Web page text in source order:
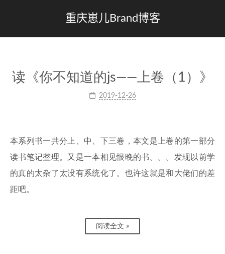
重庆崽儿Brand博客
读《你不知道的js——上卷（1）》
2019-12-26
本系列书一共分上、中、下三卷，本文是上卷的第一部分
读书笔记整理。又是一本相见恨晚的书。。。发现以前学
的真的太杂了太没有系统化了。也许这就是和大佬们的差
距吧。
阅读全文 »